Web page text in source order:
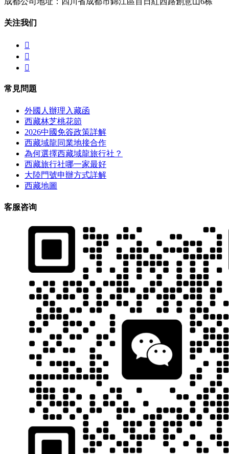
关注我们



常見問題
外國人辦理入藏函
西藏林芝桃花節
2026中國免簽政策詳解
西藏域龍同業地接合作
為何選擇西藏域龍旅行社？
西藏旅行社哪一家最好
大陸門號申辦方式詳解
西藏地圖
客服咨询